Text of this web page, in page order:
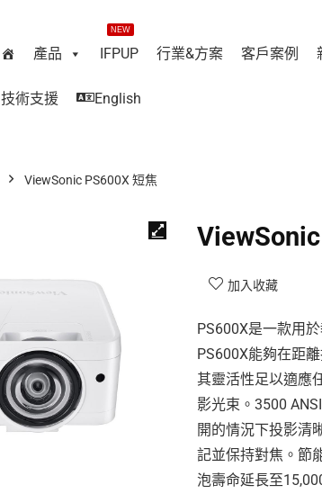
產品
NEW
IFPUP 行業&方案 客戶案例
技術支援 English
ViewSonic PS600X 短焦
加入收藏
PS600X是一款用
PS600X能夠在距
其靈活性足以適應
影光束。3500
開的情況下投影清
記並保持對焦。節
泡壽命延長至